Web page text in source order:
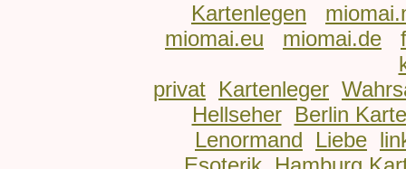
Kartenlegen
miomai.eu
miomai.de
privat Kartenleger
Hellseher
Berlin
Lenormand
Liebe